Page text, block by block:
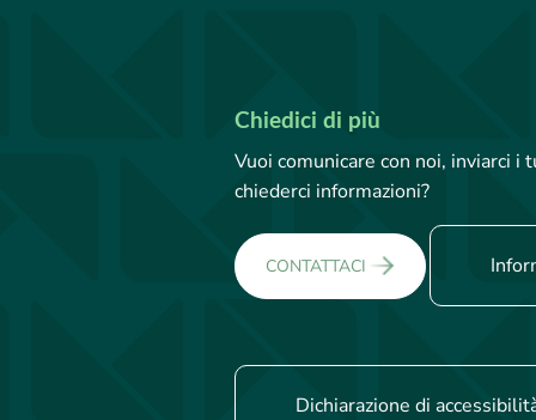
Chiedici di più
Vuoi comunicare con noi, inviarci
chiederci informazioni?
CONTATTACI
Dichiarazione di